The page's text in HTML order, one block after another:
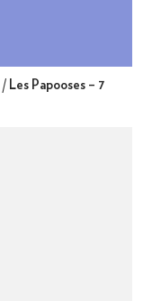
/ Les Papooses – 7